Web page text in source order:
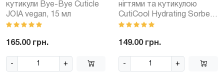
кутикули Bye-Bye Cuticle
JOIA vegan, 15 мл
165.00 грн.
- +
нігтями та кутикулою
CutiCool Hydrating Sorbet
JOIA vegan, 8 мл
149.00 грн.
- +